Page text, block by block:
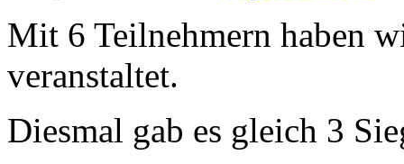
Mit 6 Teilnehmern haben
veranstaltet.
Diesmal gab es gleich 3